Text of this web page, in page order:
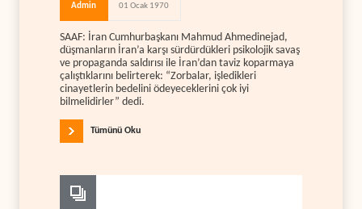
Admin 01 Ocak 1970
SAAF: İran Cumhurbaşkanı Mahmud Ahmedinejad,
düşmanların İran’a karşı sürdürdükleri psikolojik savaş
ve propaganda saldırısı ile İran’dan taviz koparmaya
çalıştıklarını belirterek: “Zorbalar, işledikleri
cinayetlerin bedelini ödeyeceklerini çok iyi
bilmelidirler” dedi.
Tümünü Oku